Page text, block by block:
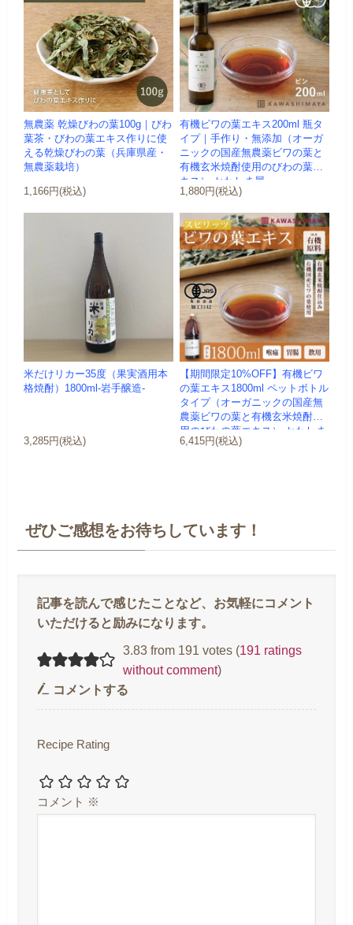
無農薬 乾燥びわの葉100g｜びわ
葉茶・びわの葉エキス作りに使
える乾燥びわの葉（兵庫県産・
無農薬栽培）
1,166円(税込)
有機ビワの葉エキス200ml 瓶タ
イプ｜手作り・無添加（オーガ
ニックの国産無農薬ビワの葉と
有機玄米焼酎使用のびわの葉エ
キス）-かわしま屋-
1,880円(税込)
米だけリカー35度（果実酒用本
格焼酎）1800ml-岩手醸造-
3,285円(税込)
【期間限定10%OFF】有機ビワ
の葉エキス1800ml ペットボトル
タイプ（オーガニックの国産無
農薬ビワの葉と有機玄米焼酎使
用のびわの葉エキス）-かわしま
屋-
6,415円(税込)
ぜひご感想をお待ちしています！
3.83 from 191 votes (191 ratings
without comment)
コメントする
Recipe Rating
コメント ※